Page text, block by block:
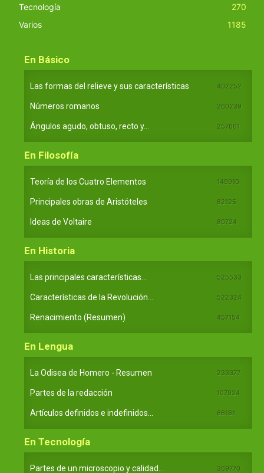
Tecnología
270
Varios
1185
En Básico
Las formas del relieve y sus características 402252
Números romanos 260239
Ángulos agudo, obtuso, recto y... 257661
En Filosofía
Teoría de los Cuatro Elementos 149910
Principales obras de Aristóteles 82125
Ideas de Voltaire 80724
En Historia
Las principales características... 525533
Características de la Revolución... 522324
Renacimiento (Resumen) 457154
En Lengua
La Odisea de Homero - Resumen 233377
Partes de la redacción 107924
Artículos definidos e indefinidos... 66181
En Tecnología
Partes de un microscopio y calidad... 369770